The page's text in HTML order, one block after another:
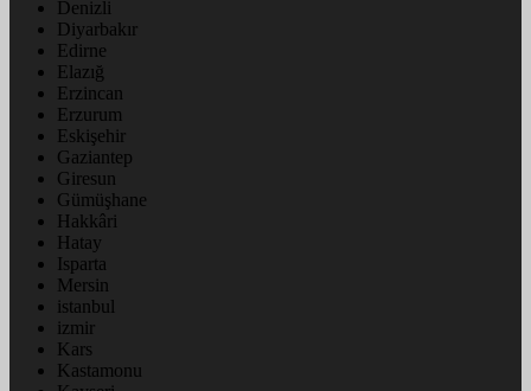
Denizli
Diyarbakır
Edirne
Elazığ
Erzincan
Erzurum
Eskişehir
Gaziantep
Giresun
Gümüşhane
Hakkâri
Hatay
Isparta
Mersin
istanbul
izmir
Kars
Kastamonu